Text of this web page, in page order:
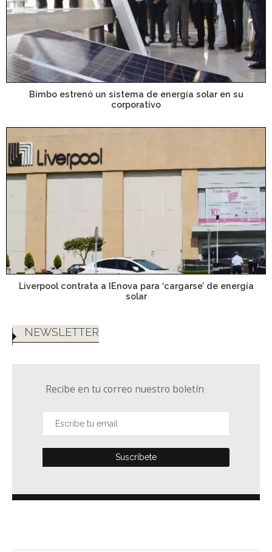
Bimbo estrenó un sistema de energía solar en su
corporativo
Liverpool contrata a IEnova para ‘cargarse’ de energía
solar
NEWSLETTER
Recibe en tu correo nuestro boletín